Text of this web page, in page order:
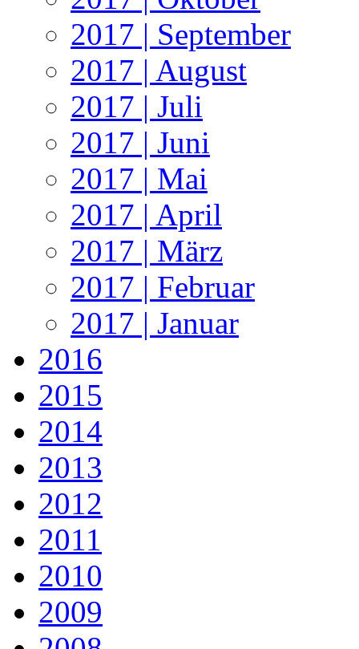
2017 | September
2017 | August
2017 | Juli
2017 | Juni
2017 | Mai
2017 | April
2017 | März
2017 | Februar
2017 | Januar
2016
2015
2014
2013
2012
2011
2010
2009